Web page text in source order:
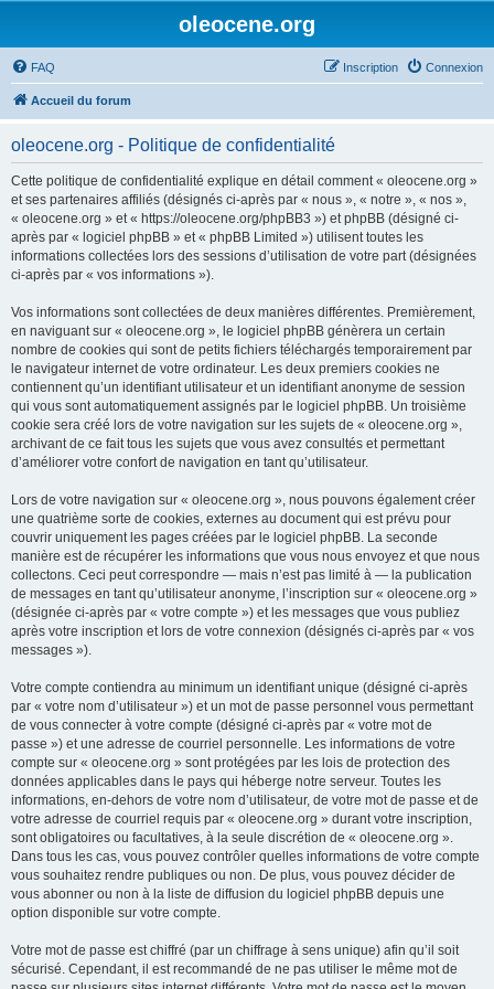
oleocene.org
FAQ Connexion
Inscription
Accueil du forum
oleocene.org - Politique de confidentialité
Cette politique de confidentialité explique en détail comment « oleocene.org »
et ses partenaires affiliés (désignés ci-après par « nous », « notre », « nos »,
« oleocene.org » et « https://oleocene.org/phpBB3 ») et phpBB (désigné ci-
après par « logiciel phpBB » et « phpBB Limited ») utilisent toutes les
informations collectées lors des sessions d’utilisation de votre part (désignées
ci-après par « vos informations »).
Vos informations sont collectées de deux manières différentes. Premièrement,
en naviguant sur « oleocene.org », le logiciel phpBB génèrera un certain
nombre de cookies qui sont de petits fichiers téléchargés temporairement par
le navigateur internet de votre ordinateur. Les deux premiers cookies ne
contiennent qu’un identifiant utilisateur et un identifiant anonyme de session
qui vous sont automatiquement assignés par le logiciel phpBB. Un troisième
cookie sera créé lors de votre navigation sur les sujets de « oleocene.org »,
archivant de ce fait tous les sujets que vous avez consultés et permettant
d’améliorer votre confort de navigation en tant qu’utilisateur.
Lors de votre navigation sur « oleocene.org », nous pouvons également créer
une quatrième sorte de cookies, externes au document qui est prévu pour
couvrir uniquement les pages créées par le logiciel phpBB. La seconde
manière est de récupérer les informations que vous nous envoyez et que nous
collectons. Ceci peut correspondre — mais n’est pas limité à — la publication
de messages en tant qu’utilisateur anonyme, l’inscription sur « oleocene.org »
(désignée ci-après par « votre compte ») et les messages que vous publiez
après votre inscription et lors de votre connexion (désignés ci-après par « vos
messages »).
Votre compte contiendra au minimum un identifiant unique (désigné ci-après
par « votre nom d’utilisateur ») et un mot de passe personnel vous permettant
de vous connecter à votre compte (désigné ci-après par « votre mot de
passe ») et une adresse de courriel personnelle. Les informations de votre
compte sur « oleocene.org » sont protégées par les lois de protection des
données applicables dans le pays qui héberge notre serveur. Toutes les
informations, en-dehors de votre nom d’utilisateur, de votre mot de passe et de
votre adresse de courriel requis par « oleocene.org » durant votre inscription,
sont obligatoires ou facultatives, à la seule discrétion de « oleocene.org ».
Dans tous les cas, vous pouvez contrôler quelles informations de votre compte
vous souhaitez rendre publiques ou non. De plus, vous pouvez décider de
vous abonner ou non à la liste de diffusion du logiciel phpBB depuis une
option disponible sur votre compte.
Votre mot de passe est chiffré (par un chiffrage à sens unique) afin qu’il soit
sécurisé. Cependant, il est recommandé de ne pas utiliser le même mot de